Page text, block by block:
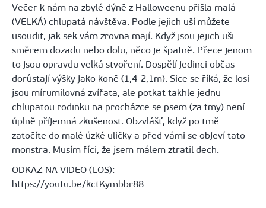
Večer k nám na zbylé dýně z Halloweenu přišla malá
(VELKÁ) chlupatá návštěva. Podle jejich uší můžete
usoudit, jak sek vám zrovna mají. Když jsou jejich uši
směrem dozadu nebo dolu, něco je špatně. Přece jenom
to jsou opravdu velká stvoření. Dospělí jedinci občas
dorůstají výšky jako koně (1,4-2,1m). Sice se říká, že losi
jsou mírumilovná zvířata, ale potkat takhle jednu
chlupatou rodinku na procházce se psem (za tmy) není
úplně příjemná zkušenost. Obzvlášť, když po tmě
zatočíte do malé úzké uličky a před vámi se objeví tato
monstra. Musím říci, že jsem málem ztratil dech.
ODKAZ NA VIDEO (LOS):
https://youtu.be/kctKymbbr88